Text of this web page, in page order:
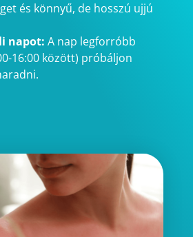
és könnyű, de hosszú ujjú
napot: A nap legforróbb
16:00 között) próbáljon